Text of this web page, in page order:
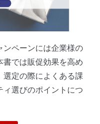
ンペーンには企業様の
書では販促効果を高め
選定の際によくある課
ィ選びのポイントにつ